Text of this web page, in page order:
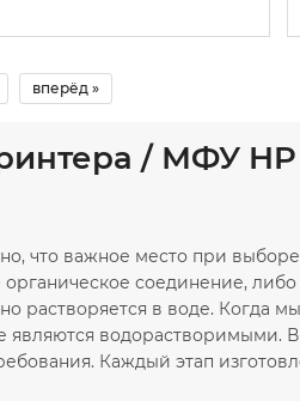
вперёд »
/ МФУ HP
что важное место при
соединение,
растворяется в воде. Когда
являются водорастворимыми.
Каждый этап